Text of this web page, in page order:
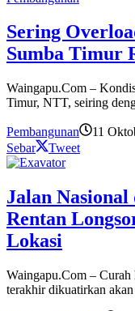
Sering
Sumba Timur
Waingapu.Com –
Timur, NTT, seiring
Pembangunan 11
Sebar
Tweet
Jalan
Rentan
Lokasi
Waingapu.Com –
terakhir dikuatirkan